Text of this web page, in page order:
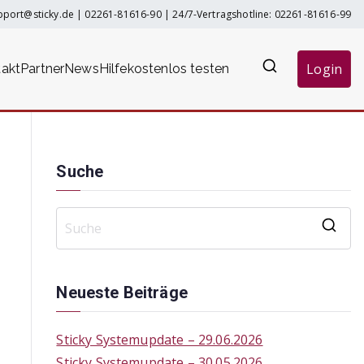
| 02261-81616-90| 24/7-Vertragshotline: 02261-81616-99
PartnerNewsHilfekostenlos testen Login
Suche
r
Neueste Beiträge
Sticky Systemupdate – 29.06.2026